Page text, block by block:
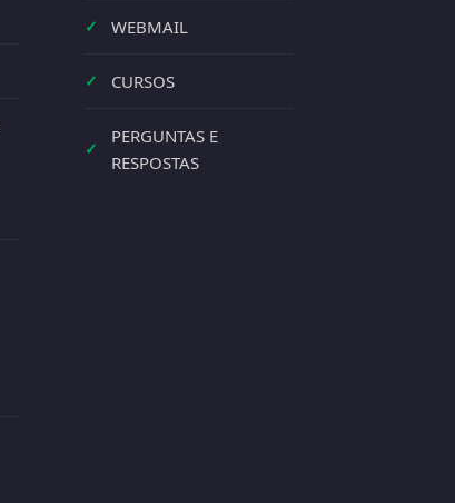
✓ WEBMAIL
✓ CURSOS
✓
PERGUNTAS E
RESPOSTAS